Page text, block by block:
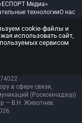
Медиа»
технологииО нас
защищены
средств массовой
022
в сфере связи,
(Роскомнадзор)
— В.Н. Животнев.
cookie-файлы и
использовать сайт,
сервисом